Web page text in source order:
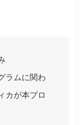
ラムに関わ
カが本プロ